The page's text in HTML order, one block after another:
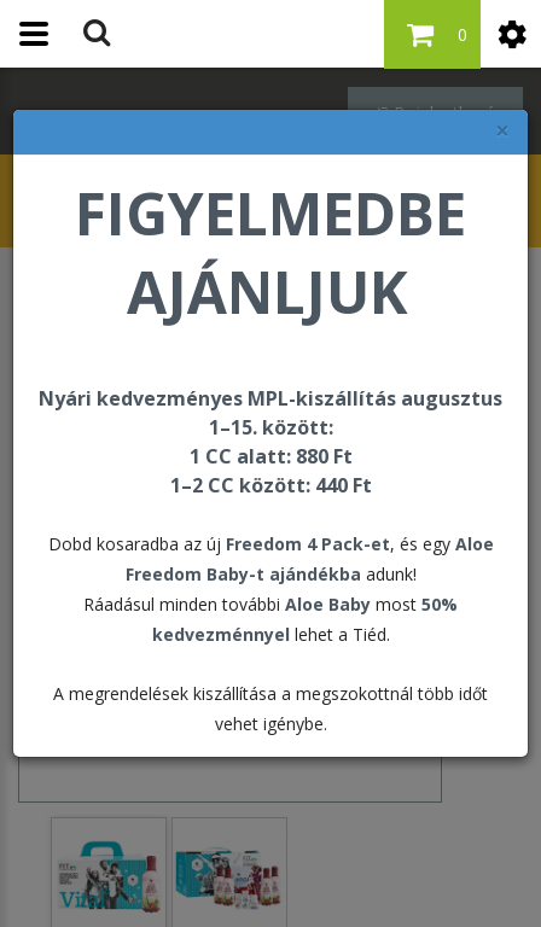
×
FIGYELMEDBE
AJÁNLJUK
Nyári kedvezményes MPL-kiszállítás augusztus
1–15. között:
1 CC alatt: 880 Ft
1–2 CC között: 440 Ft
Dobd kosaradba az új Freedom 4 Pack-et, és egy Aloe
Freedom Baby-t ajándékba adunk!
Ráadásul minden további Aloe Baby most 50%
kedvezménnyel lehet a Tiéd.
A megrendelések kiszállítása a megszokottnál több időt
vehet igénybe.
Bejelentkezés
0
Forever F.I.T.
Vital⁵
Vital⁵ Combo Pack - Berry Nectar